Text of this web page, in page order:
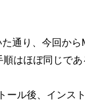
Skyrim」
Dawn of War II -
た通り、今回か
はほぼ同じであ
ル後、インス